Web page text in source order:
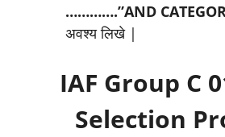
………….”AND
अवश्य लिखे |
IAF Group C
Selection